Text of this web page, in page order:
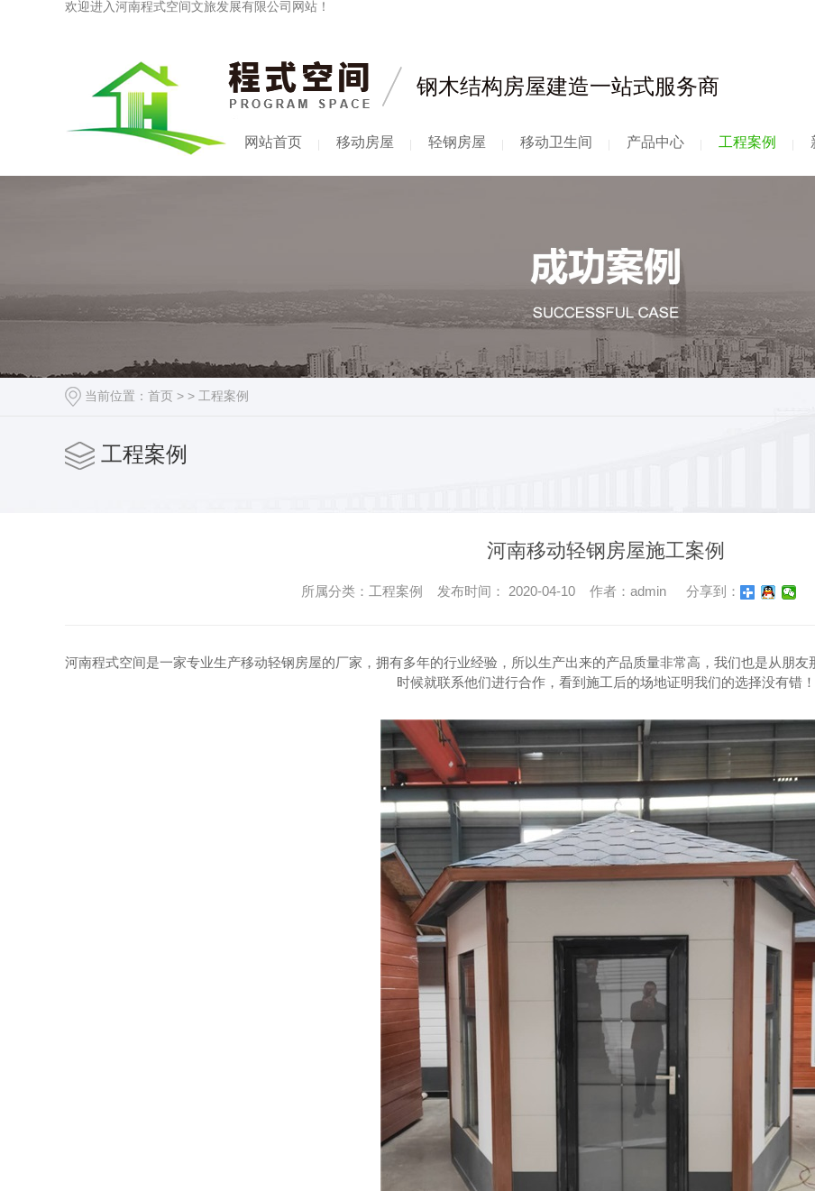
欢迎进入河南程式空间文旅发展有限公司网站！
钢木结构房屋建造一站式服务商
网站首页 移动房屋 轻钢房屋 移动卫生间 产品中心 工程案例
当前位置： 首页 > > 工程案例
工程案例
河南移动轻钢房屋施工案例
所属分类：工程案例 发布时间： 2020-04-10 作者：admin 分享到：
河南程式空间是一家专业生产移动轻钢房屋的厂家，拥有多年的行业经验，所以生产出来的产品质量非常高，我们也是从朋
时候就联系他们进行合作，看到施工后的场地证明我们的选择没有错！